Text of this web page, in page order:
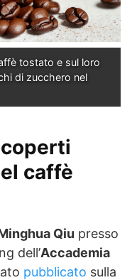
tostato e sul loro
di zucchero nel
caffè
Qiu presso
dell’Accademia
pubblicato sulla